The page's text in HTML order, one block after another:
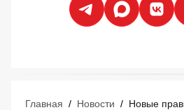
Главная / Новости /